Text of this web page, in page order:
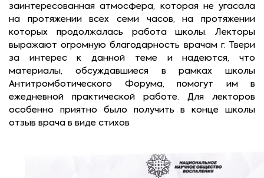
заинтересованная атмосфера, которая не угасала
на протяжении всех семи часов, на протяжении
которых продолжалась работа школы. Лекторы
выражают огромную благодарность врачам г. Твери
за интерес к данной теме и надеются, что
материалы, обсуждавшиеся в рамках школы
Антитромботического Форума, помогут им в
ежедневной практической работе. Для лекторов
особенно приятно было получить в конце школы
отзыв врача в виде стихов